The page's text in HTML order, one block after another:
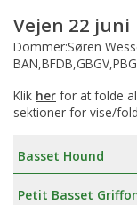
Vejen 22 juni
Dommer:Søren
Klik her for at folde
sektioner for vise/
Basset Hound
Petit Basset